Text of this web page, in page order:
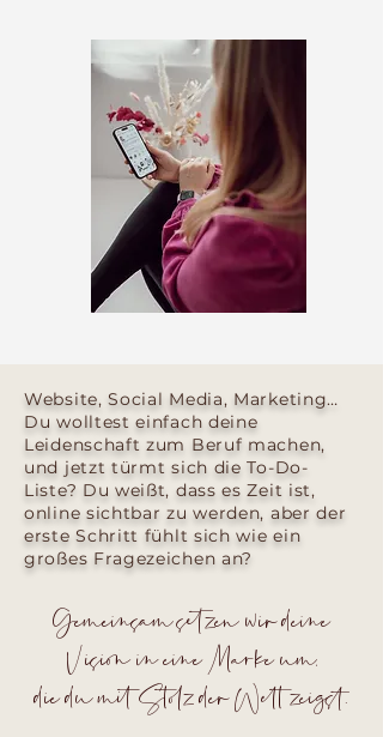
Website, Social Media, Marketing…
Du wolltest einfach deine
Leidenschaft zum Beruf machen,
und jetzt türmt sich die To-Do-
Liste? Du weißt, dass es Zeit ist,
online sichtbar zu werden, aber der
erste Schritt fühlt sich wie ein
großes Fragezeichen an?
Gemeinsam setzen wir deine
Vision in eine Marke um,
die du mit Stolz der Welt zeigst.